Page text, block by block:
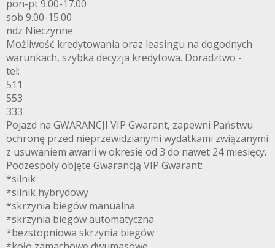
pon-pt 9.00-17.00
sob 9.00-15.00
ndz Nieczynne
Możliwość kredytowania oraz leasingu na dogodnych
warunkach, szybka decyzja kredytowa. Doradztwo -
tel:
511
553
333
Pojazd na GWARANCJI VIP Gwarant, zapewni Państwu
ochronę przed nieprzewidzianymi wydatkami związanymi
z usuwaniem awarii w okresie od 3 do nawet 24 miesięcy.
Podzespoły objęte Gwarancją VIP Gwarant:
*silnik
*silnik hybrydowy
*skrzynia biegów manualna
*skrzynia biegów automatyczna
*bezstopniowa skrzynia biegów